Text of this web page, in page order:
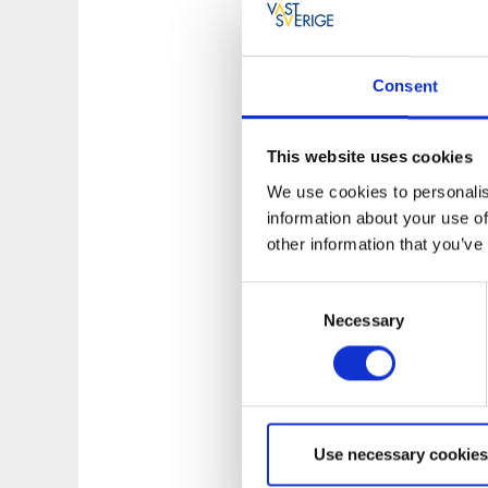
Consent
This website uses cookies
We use cookies to
information about your use
other information that
Necessary
Use necessary
bara gissningar,
De mest
förekomma
Helig plats?
Alla ristningar har
utgjort någon form
och offerplats.
förekommer även
Ristningshällen
verkliga innebörd
de första tecknen
innebörd är
Fler ristningar har